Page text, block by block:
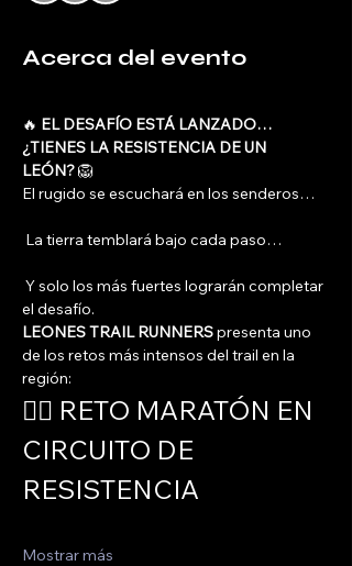
Acerca del evento
🔥 EL DESAFÍO ESTÁ LANZADO…
¿TIENES LA RESISTENCIA DE UN
LEÓN? 🦁
El rugido se escuchará en los senderos…
La tierra temblará bajo cada paso…
el desafío.
LEONES TRAIL RUNNERS presenta uno
de los retos más intensos del trail en la
región:
🏃‍♂️ RETO MARATÓN EN
CIRCUITO DE
RESISTENCIA
Mostrar más